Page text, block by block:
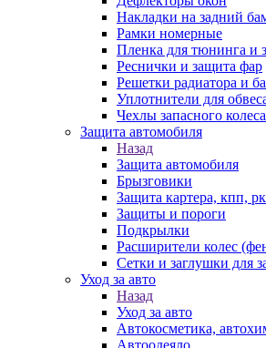
Накладки на задний
Рамки номерные
Пленка для тюнинга и
Реснички и защита фар
Решетки радиатора и
Уплотнители для
Чехлы запасного колеса
Защита автомобиля
Назад
Защита автомобиля
Брызговики
Защита картера, кпп,
Защиты и пороги
Подкрылки
Расширители колес
Сетки и заглушки для
Уход за авто
Назад
Уход за авто
Автокосметика,
Автоодеяло